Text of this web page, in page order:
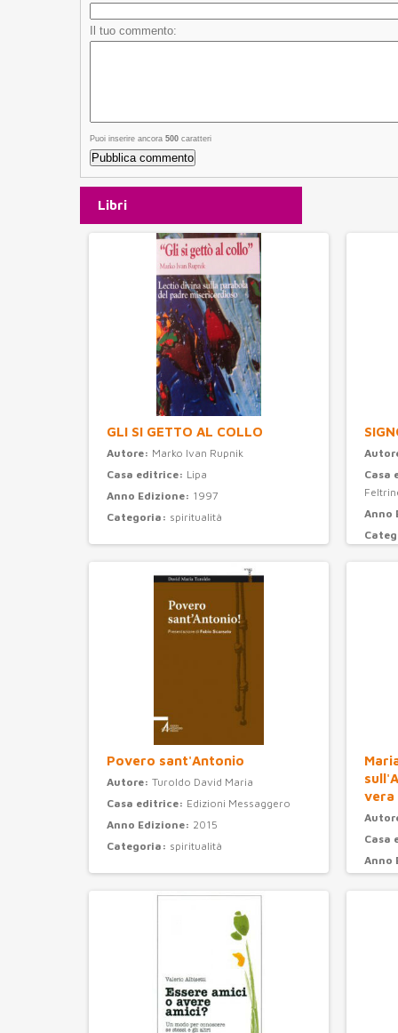
Il tuo commento:
Puoi inserire ancora 500 caratteri
Libri
GLI SI GETTO AL COLLO
Autore: Marko Ivan Rupnik
Casa editrice: Lipa
Anno Edizione: 1997
Categoria: spiritualità
Casa
Anno
Povero sant'Antonio
Autore: Turoldo David Maria
Casa editrice: Edizioni Messaggero
Anno Edizione: 2015
Categoria: spiritualità
vera
Casa
Anno